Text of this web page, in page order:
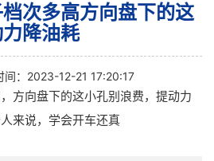
次多高方向盘下的这
降油耗
：2023-12-21 17:20:17
方向盘下的这小孔别浪费，提动力
来说，学会开车还真